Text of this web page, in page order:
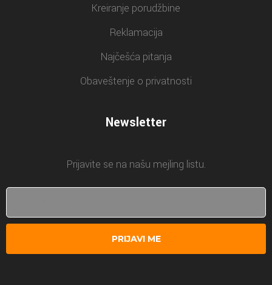
Kreiranje porudžbine
Reklamacija
Najčešća pitanja
Obaveštenje o privatnosti
Newsletter
Prijavite se na našu mejling listu.
PRIJAVI ME